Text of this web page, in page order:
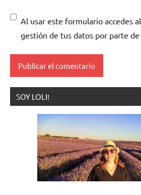
Al usar este formulario accedes
gestión de tus datos por parte de
SOY LOLI!